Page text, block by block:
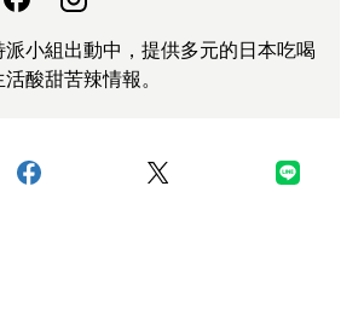
小組出動中，提供多元的日本吃喝
酸甜苦辣情報。